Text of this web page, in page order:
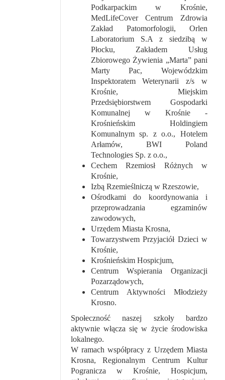
Podkarpackim w Krośnie,
MedLifeCover Centrum Zdrowia
Zakład Patomorfologii, Orlen
Laboratorium S.A z siedzibą w
Płocku, Zakładem Usług
Zbiorowego Żywienia „Marta” pani
Marty Pac, Wojewódzkim
Inspektoratem Weterynarii z/s w
Krośnie, Miejskim
Przedsiębiorstwem Gospodarki
Komunalnej w Krośnie -
Krośnieńskim Holdingiem
Komunalnym sp. z o.o., Hotelem
Arłamów, BWI Poland
Technologies Sp. z o.o.,
Cechem Rzemiosł Różnych w
Krośnie,
Izbą Rzemieślniczą w Rzeszowie,
Ośrodkami do koordynowania i
przeprowadzania egzaminów
zawodowych,
Urzędem Miasta Krosna,
Towarzystwem Przyjaciół Dzieci w
Krośnie,
Krośnieńskim Hospicjum,
Centrum Wspierania Organizacji
Pozarządowych,
Centrum Aktywności Młodzieży
Krosno.
Społeczność naszej szkoły bardzo
aktywnie włącza się w życie środowiska
lokalnego.
W ramach współpracy z Urzędem Miasta
Krosna, Regionalnym Centrum Kultur
Pogranicza w Krośnie, Hospicjum,